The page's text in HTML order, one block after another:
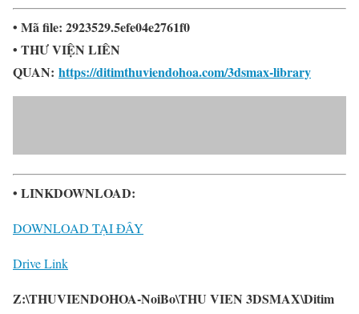
• Mã file: 2923529.5efe04e2761f0
• THƯ VIỆN LIÊN
QUAN: https://ditimthuviendohoa.com/3dsmax-library
• LINKDOWNLOAD:
DOWNLOAD TẠI ĐÂY
Drive Link
Z:\THUVIENDOHOA-NoiBo\THU VIEN 3DSMAX\Ditim